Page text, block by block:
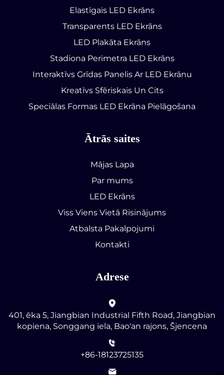
Elastīgais LED Ekrāns
Transparents LED Ekrāns
LED Plakāta Ekrāns
Stadiona Perimetra LED Ekrāns
Interaktīvs Grīdas Panelis Ar LED Ekrānu
Kreatīvs Sfēriskais Un Cits
Speciālas Formas LED Ekrāna Pielāgošana
Ātrās saites
Mājas Lapa
Par mums
LED Ekrāns
Viss Viens Vietā Risinājums
Atbalsta Pakalpojumi
Kontakti
Adrese
401, ēka 5, Jiangbian Industrial Fifth Road, Jiangbian
kopiena, Songgang iela, Bao'an rajons, Šjencena
+86-18123725135